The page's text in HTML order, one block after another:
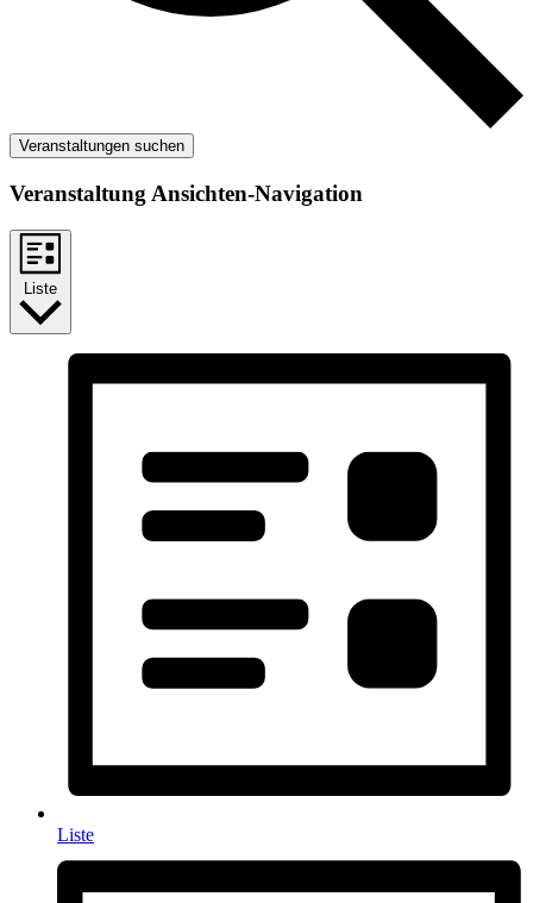
Veranstaltungen suchen
Veranstaltung Ansichten-Navigation
Liste
Liste